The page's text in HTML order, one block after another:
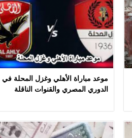
موعد مباراة الأهلي وغزل المحلة في
الدوري المصري والقنوات الناقلة